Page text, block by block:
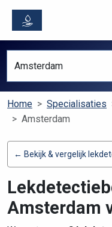
Home Specialisaties
Amsterdam
← Bekijk & vergelijk
Amsterdam